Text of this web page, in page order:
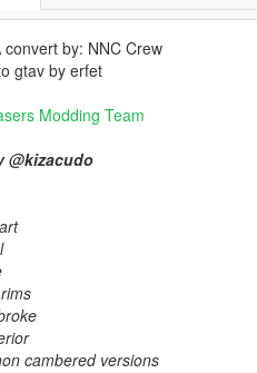
convert by: NNC Crew
gtav by erfet
Modding Team
@kizacudo
cambered versions